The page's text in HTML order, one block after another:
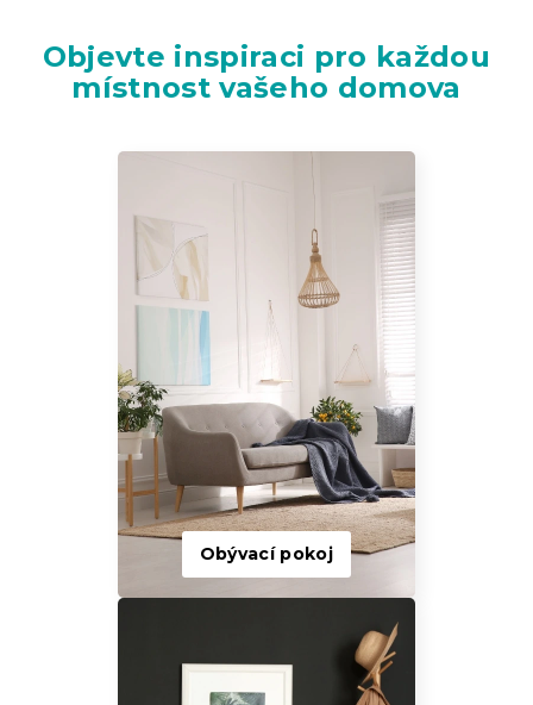
Objevte inspiraci pro každou
místnost vašeho domova
Obývací pokoj